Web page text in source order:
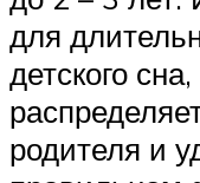
для
детского
родителя и